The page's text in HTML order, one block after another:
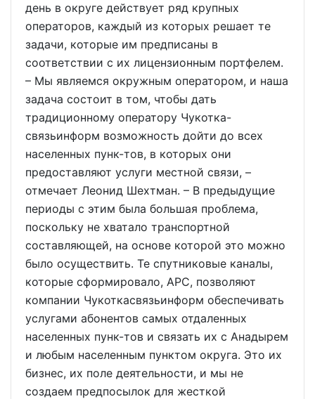
день в округе действует ряд крупных
операторов, каждый из которых решает те
задачи, которые им предписаны в
соответствии с их лицензионным портфелем.
– Мы являемся окружным оператором, и наша
задача состоит в том, чтобы дать
традиционному оператору Чукотка-
связьинформ возможность дойти до всех
населенных пунк-тов, в которых они
предоставляют услуги местной связи, –
отмечает Леонид Шехтман. – В предыдущие
периоды с этим была большая проблема,
поскольку не хватало транспортной
составляющей, на основе которой это можно
было осуществить. Те спутниковые каналы,
которые сформировало, АРС, позволяют
компании Чукоткасвязьинформ обеспечивать
услугами абонентов самых отдаленных
населенных пунк-тов и связать их с Анадырем
и любым населенным пунктом округа. Это их
бизнес, их поле деятельности, и мы не
создаем предпосылок для жесткой